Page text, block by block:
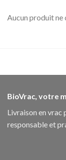
Aucun produit ne
BioVrac, votre
Livraison en vrac
responsable et